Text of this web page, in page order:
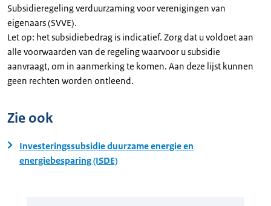
Subsidieregeling verduurzaming voor verenigingen van
eigenaars (SVVE).
Let op: het subsidiebedrag is indicatief. Zorg dat u voldoet aan
alle voorwaarden van de regeling waarvoor u subsidie
aanvraagt, om in aanmerking te komen. Aan deze lijst kunnen
geen rechten worden ontleend.
Zie ook
Investeringssubsidie duurzame energie en
energiebesparing (ISDE)